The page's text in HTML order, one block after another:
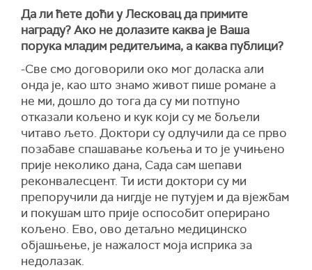
Да ли ћете доћи у Лесковац да примите
награду? Ако не долазите каква је Ваша
порука младим редитељима, а каква публици?
-Све смо договорили око мог доласка али
онда је, као што знамо живот пише романе а
не ми, дошло до тога да су ми потпуно
отказали кољено и кук који су ме бољели
читаво љето. Доктори су одлучили да се прво
позабаве спашавање кољења и то је учињено
прије неколико дана, Сада сам шепави
реконвалесцент. Ти исти доктори су ми
препоручили да нигдје не путујем и да вјежбам
и покушам што прије оспособит оперирано
кољено. Ево, ово детаљно медицинско
објашњење, је нажалост моја исприка за
недолазак.